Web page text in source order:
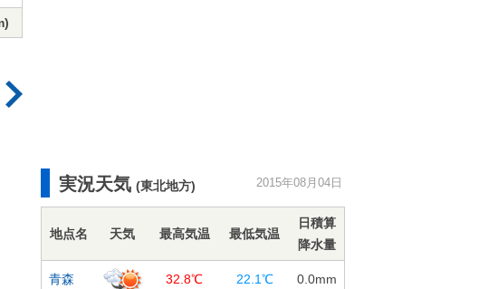
実況天気 (東北地方) 2015年08月04日
地点名 天気 最高気温 最低気温
日積算
降水量
青森 32.8℃ 22.1℃ 0.0mm